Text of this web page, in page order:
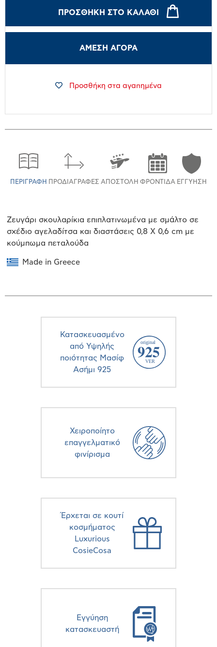
ΠΡΟΣΘΉΚΗ ΣΤΟ ΚΑΛΆΘΙ
ΑΜΕΣΗ ΑΓΟΡΑ
Προσθήκη στα αγαπημένα
ΠΕΡΙΓΡΑΦΉ ΠΡΟΔΙΑΓΡΑΦΈΣ ΑΠΟΣΤΟΛΉ ΦΡΟΝΤΊΔΑ ΕΓΓΎΗΣΗ
Ζευγάρι σκουλαρίκια επιπλατινωμένα με σμάλτο σε
σχέδιο αγελαδίτσα και διαστάσεις 0,8 Χ 0,6 cm με
κούμπωμα πεταλούδα
Made in Greece
Κατασκευασμένο
από Υψηλής
ποιότητας Μασίφ
Ασήμι 925
Χειροποίητο
επαγγελματικό
φινίρισμα
Έρχεται σε κουτί
κοσμήματος
Luxurious
CosieCosa
Eγγύηση
κατασκευαστή